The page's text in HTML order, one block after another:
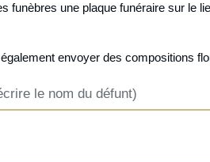
funèbres une plaque funéraire sur le
envoyer des compositions